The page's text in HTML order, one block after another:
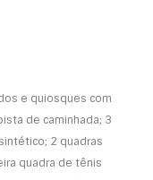
e quiosques com
de caminhada; 3
2 quadras
quadra de tênis